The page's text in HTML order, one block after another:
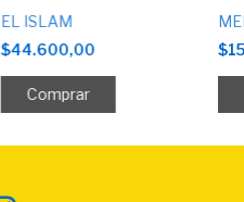
EL ISLAM
$44.600,00